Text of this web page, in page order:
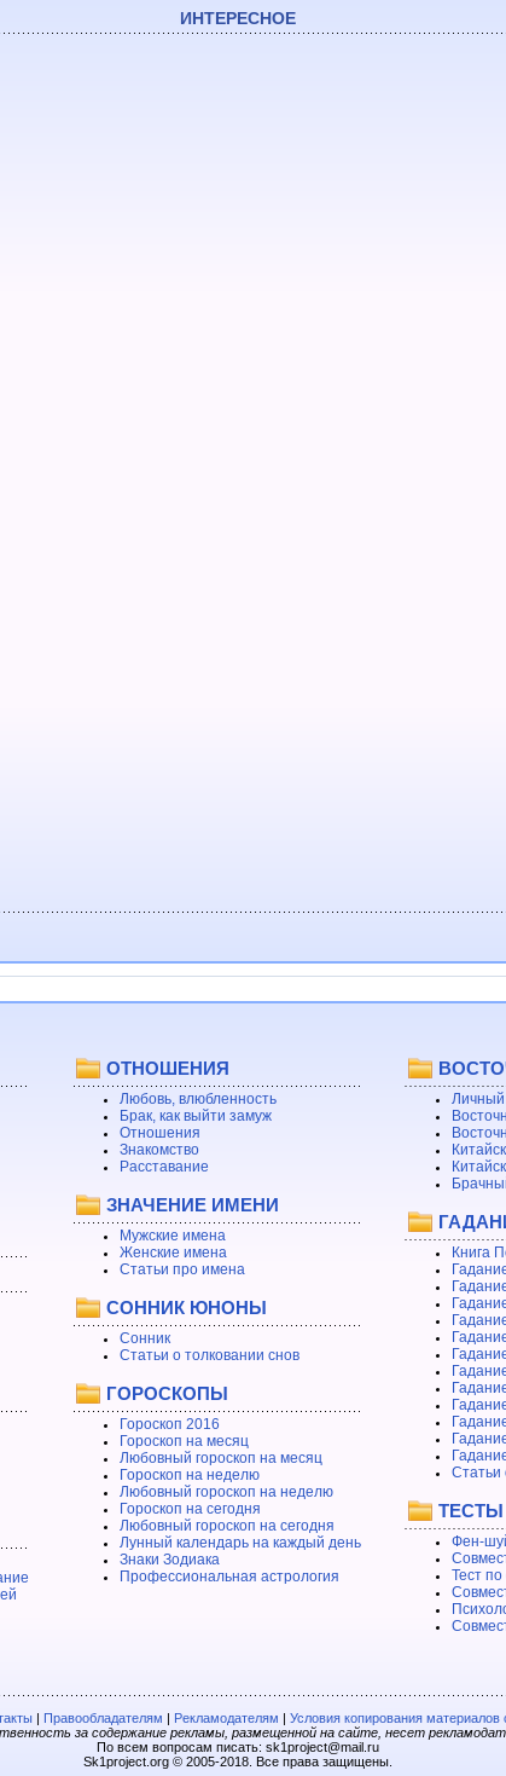
ИНТЕРЕСНОЕ
ОТНОШЕНИЯ
Любовь, влюбленность
Брак, как выйти замуж
Отношения
Знакомство
Расставание
ЗНАЧЕНИЕ ИМЕНИ
Мужские имена
Женские имена
Статьи про имена
СОННИК ЮНОНЫ
Сонник
Статьи о толковании снов
ГОРОСКОПЫ
Гороскоп 2016
Гороскоп на месяц
Любовный гороскоп на месяц
Гороскоп на неделю
Любовный гороскоп на неделю
Гороскоп на сегодня
Любовный гороскоп на сегодня
Лунный календарь на каждый день
Знаки Зодиака
Профессиональная астрология
Личный
Книга
Статьи
Фен-
Тест
| Правообладателям | Рекламодателям | Условия копирования материалов
за содержание рекламы, размещенной на сайте, несет
По всем вопросам писать: sk1project@mail.ru
Sk1project.org © 2005-2018. Все права защищены.